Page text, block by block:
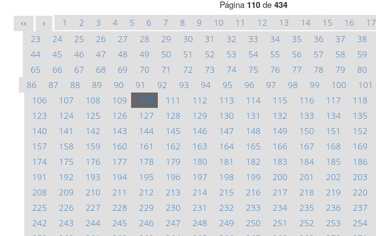
Página 110de 434
<< < 1 2 3 4 5 6 7 8 9 10 11 12 13 14 15 16 17
23
24 25 26 27 28 29 30 31 32 33 34 35 36 37 38
44
45 46 47 48 49 50 51 52 53 54 55 56 57 58 59
65
66 67 68 69 70 71 72 73 74 75 76 77 78 79 80
86
87 88 89 90 91 92 93 94 95 96 97 98 99 100 101
106
107 108 109 110 111 112 113 114 115 116 117 118
123
124 125 126 127 128 129 130 131 132 133 134 135
140
141 142 143 144 145 146 147 148 149 150 151 152
157
158 159 160 161 162 163 164 165 166 167 168 169
174
175 176 177 178 179 180 181 182 183 184 185 186
191
192 193 194 195 196 197 198 199 200 201 202 203
208
209 210 211 212 213 214 215 216 217 218 219 220
225
226 227 228 229 230 231 232 233 234 235 236 237
242
243 244 245 246 247 248 249 250 251 252 253 254